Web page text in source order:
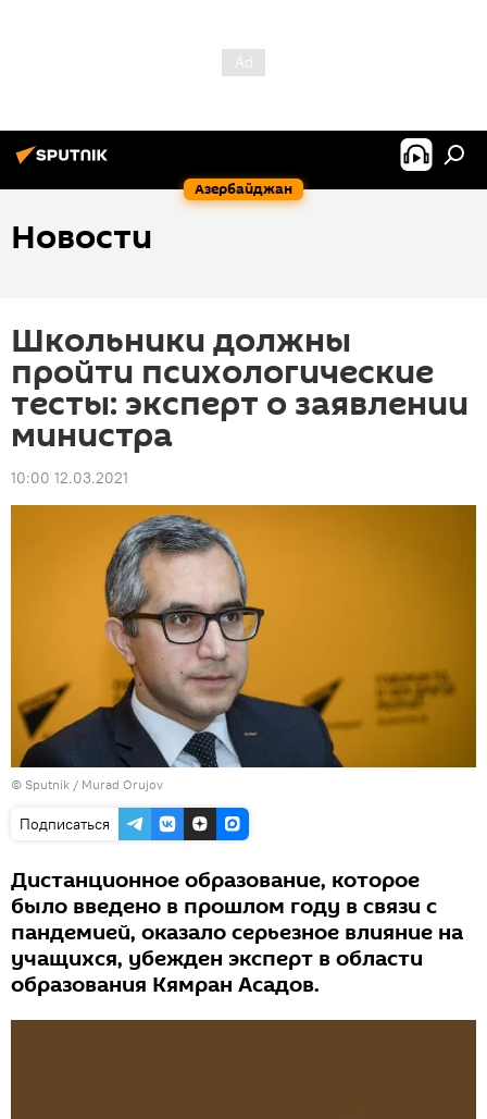
Азербайджан
Новости
Школьники должны
пройти психологические
тесты: эксперт о заявлении
министра
10:00 12.03.2021
© Sputnik / Murad Orujov
Подписаться
Дистанционное образование, которое
было введено в прошлом году в связи с
пандемией, оказало серьезное влияние на
учащихся, убежден эксперт в области
образования Кямран Асадов.